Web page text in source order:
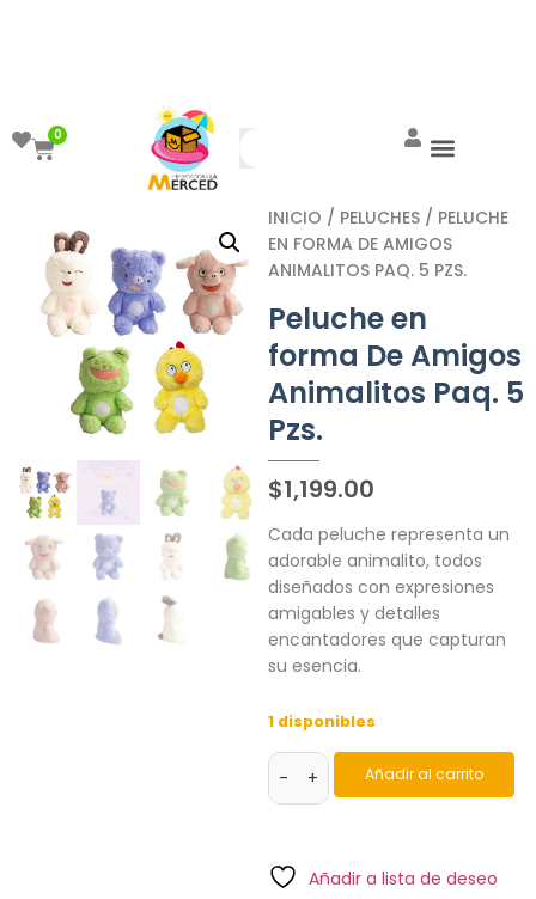
0
INICIO / PELUCHES / PELUCHE
EN FORMA DE AMIGOS
ANIMALITOS PAQ. 5 PZS.
Peluche en
forma De Amigos
Animalitos Paq. 5
Pzs.
$1,199.00
Cada peluche representa un
adorable animalito, todos
diseñados con expresiones
amigables y detalles
encantadores que capturan
su esencia.
1 disponibles
- + Añadir al carrito
Añadir a lista de deseo